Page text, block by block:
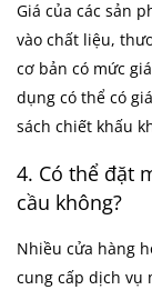
Giá của các sản
vào chất liệu,
cơ bản có mức
dụng có thể có
sách chiết khấu
4. Có thể đặt
cầu không?
Nhiều cửa hàng
cung cấp dịch vụ